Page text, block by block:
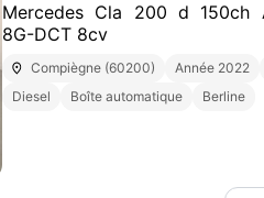
Mercedes Cla 200 d 150ch
8G-DCT 8cv
Compiègne (60200) Année 2022
Diesel
Boîte automatique Berline